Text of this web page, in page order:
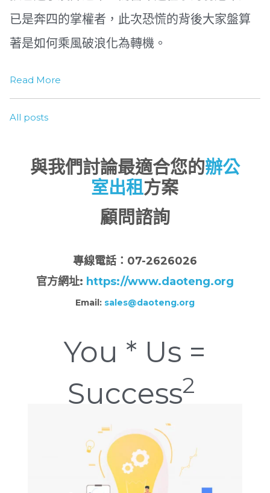
已是奔四的掌權者，此次恐慌的背後大家盤算
著是如何乘風破浪化為轉機。
Read More
All posts
與我們討論最適合您的辦公
室出租方案
顧問諮詢
專線電話：07-2626026
官方網址: https://www.daoteng.org
Email: sales@daoteng.org
You * Us =
Success2